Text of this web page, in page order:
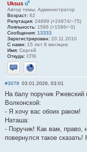
Uksus
Автор темы, Администратор
Возраст: 62
Репутация: 24899 (+24974/−75)
Лояльность: 1586 (+1586/−0)
Сообщения: 13333
Зарегистрирован: 20.11.2010
С нами: 15 лет 8 месяцев
Имя: Сергей
Откуда: СПб
Отправить личное
Сайт
#3078 03.01.2026, 03:01
На балу поручик
Волконской:
- Я хочу вас обоих раком!
Наташа:
- Поручик! Как вам, право,
повернулся такое